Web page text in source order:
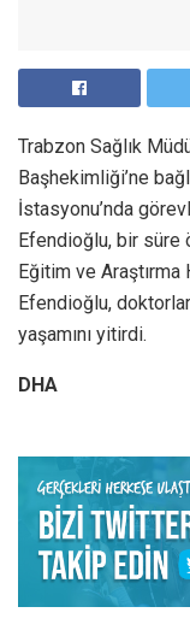
Trabzon Sağlık
Başhekimliği’ne
İstasyonu’nda
Efendioğlu, bir süre
Eğitim ve Araştırma
Efendioğlu,
yaşamını yitirdi.
DHA